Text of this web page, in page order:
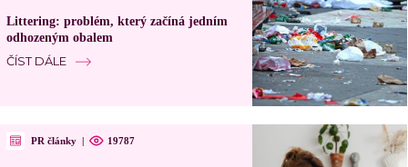
Littering: problém, který začíná jedním
odhozeným obalem
ČÍST DÁLE
PR články | 19787